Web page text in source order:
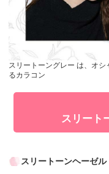
スリートーングレー は、オ
るカラコン
スリート
スリートーンヘーゼル